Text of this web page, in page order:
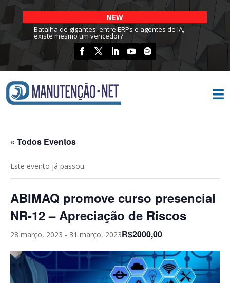
NEW
Batalha de gigantes: entre ERPs e agentes de IA,
existe mesmo um vencedor?

« Todos Eventos
Este evento já passou.
ABIMAQ promove curso presencial
NR-12 – Apreciação de Riscos
28 março, 2023 - 31 março, 2023R$2000,00